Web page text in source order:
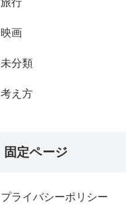
旅行
映画
未分類
考え方
固定ページ
プライバシーポリシー